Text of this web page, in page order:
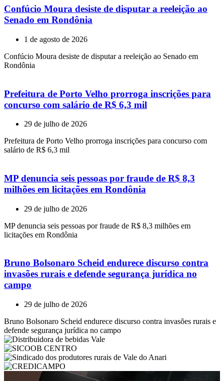
Confúcio Moura desiste de disputar a reeleição ao
Senado em Rondônia
1 de agosto de 2026
Confúcio Moura desiste de disputar a reeleição ao Senado em
Rondônia
Prefeitura de Porto Velho prorroga inscrições para
concurso com salário de R$ 6,3 mil
29 de julho de 2026
Prefeitura de Porto Velho prorroga inscrições para concurso com
salário de R$ 6,3 mil
MP denuncia seis pessoas por fraude de R$ 8,3
milhões em licitações em Rondônia
29 de julho de 2026
MP denuncia seis pessoas por fraude de R$ 8,3 milhões em
licitações em Rondônia
Bruno Bolsonaro Scheid endurece discurso contra
invasões rurais e defende segurança jurídica no
campo
29 de julho de 2026
Bruno Bolsonaro Scheid endurece discurso contra invasões rurais e
defende segurança jurídica no campo